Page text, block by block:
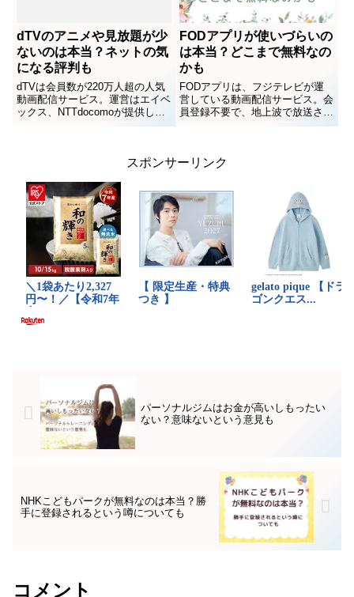
dTVのアニメや見放題が少
ないのは本当？ネットの気
になる評判も
dTVは会員数が220万人超の人気
動画配信サービス。運営はエイベ
ックス、NTTdocomoが提供して
いるため、ある日突然サービス終
で「アニメが少ない」「見放題の
FODアプリが使いづらいの
は本当？どこまで無料なの
かも
FODアプリは、フジテレビが運
営している動画配信サービス。会
員登録不要で、地上波で放送され
た見逃し配信対象のドラマやバラ
プリはスマホに入れておくと手軽
一...
スポンサーリンク
パーソナルジムはお金が高いしもったい
ない？意味ないという意見も
NHKこどもパークが無料なのは本当？勝
手に登録されるという噂についても
コメント